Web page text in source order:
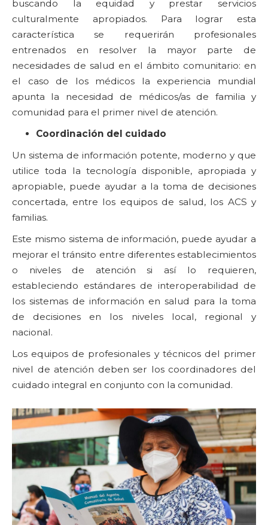
buscando la equidad y prestar servicios
culturalmente apropiados. Para lograr esta
característica se requerirán profesionales
entrenados en resolver la mayor parte de
necesidades de salud en el ámbito comunitario: en
el caso de los médicos la experiencia mundial
apunta la necesidad de médicos/as de familia y
comunidad para el primer nivel de atención.
Coordinación del cuidado
Un sistema de información potente, moderno y que
utilice toda la tecnología disponible, apropiada y
apropiable, puede ayudar a la toma de decisiones
concertada, entre los equipos de salud, los ACS y
familias.
Este mismo sistema de información, puede ayudar a
mejorar el tránsito entre diferentes establecimientos
o niveles de atención si así lo requieren,
estableciendo estándares de interoperabilidad de
los sistemas de información en salud para la toma
de decisiones en los niveles local, regional y
nacional.
Los equipos de profesionales y técnicos del primer
nivel de atención deben ser los coordinadores del
cuidado integral en conjunto con la comunidad.